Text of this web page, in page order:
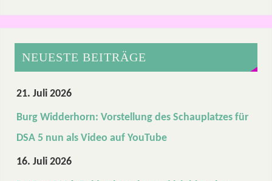
NEUESTE BEITRÄGE
21. Juli 2026
Burg Widderhorn: Vorstellung des Schauplatzes für
DSA 5 nun als Video auf YouTube
16. Juli 2026